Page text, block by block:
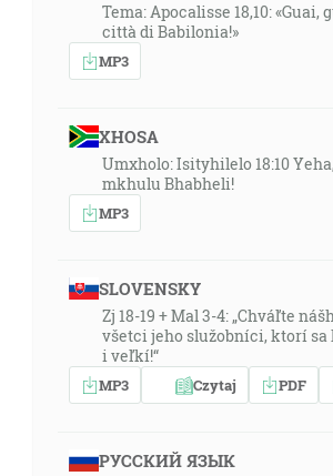
Tema: Apocalisse 18,10: «Guai,
città di Babilonia!»
MP3
XHOSA
Umxholo: Isityhilelo 18:10
mkhulu Bhabheli!
MP3
SLOVENSKY
Zj 18-19 + Mal 3-4: „Chváľte
všetci jeho služobníci, ktorí sa
i veľkí!“
MP3 Czytaj PDF
РУССКИЙ ЯЗЫК